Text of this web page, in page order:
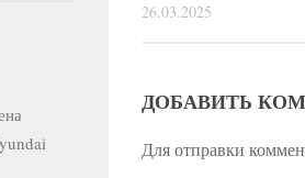
26.03.2025
ДОБАВИТЬ
Для отправки